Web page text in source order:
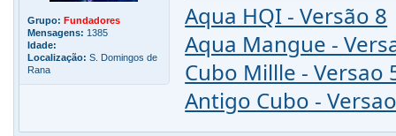
Grupo: Fundadores
Mensagens: 1385
Idade:
Localização: S. Domingos de
Rana
Aqua HQI - Versão 8
Aqua Mangue -
Cubo Millle - Versao
Antigo Cubo -